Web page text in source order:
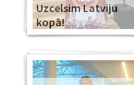
Uzcelsim Latviju
kopā!